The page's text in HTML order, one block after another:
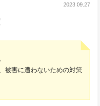
2023.09.27
被害に遭わないための対策